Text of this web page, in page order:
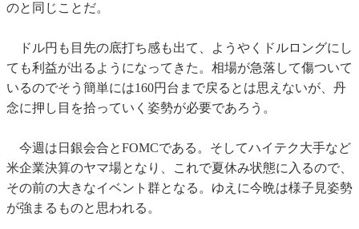
のと同じことだ。
ドル円も目先の底打ち感も出て、ようやくドルロングにし
ても利益が出るようになってきた。相場が急落して傷ついて
いるのでそう簡単には160円台まで戻るとは思えないが、丹
念に押し目を拾っていく姿勢が必要であろう。
今週は日銀会合とFOMCである。そしてハイテク大手など
米企業決算のヤマ場となり、これで夏休み状態に入るので、
その前の大きなイベント群となる。ゆえに今晩は様子見姿勢
が強まるものと思われる。